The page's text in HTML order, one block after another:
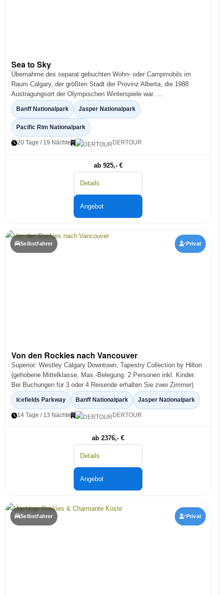
Sea to Sky
Übernahme des separat gebuchten Wohn- oder Campmobils im
Raum Calgary, der größten Stadt der Provinz Alberta, die 1988
Austragungsort der Olympischen Winterspiele war. ...
Banff Nationalpark Jasper Nationalpark
Pacific Rim Nationalpark
20 Tage / 19 Nächte DERTOUR
ab 925,- €
Details
Angebot
Selbstfahrer Privat
Von den Rockies nach Vancouver
Superior: Westley Calgary Downtown, Tapestry Collection by Hilton
(gehobene Mittelklasse, Max.-Belegung: 2 Personen inkl. Kinder.
Bei Buchungen für 3 oder 4 Reisende erhalten Sie zwei Zimmer)
Icefields Parkway Banff Nationalpark Jasper Nationalpark
14 Tage / 13 Nächte DERTOUR
ab 2376,- €
Details
Angebot
Selbstfahrer Privat